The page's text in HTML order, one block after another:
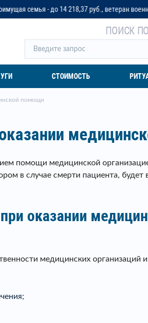
руб., ветеран военной службы - до 32 042
ПОИСК
СТОИМОСТЬ
помощи
помощи медицинской
в случае смерти пациента, будет
оказании
медицинских